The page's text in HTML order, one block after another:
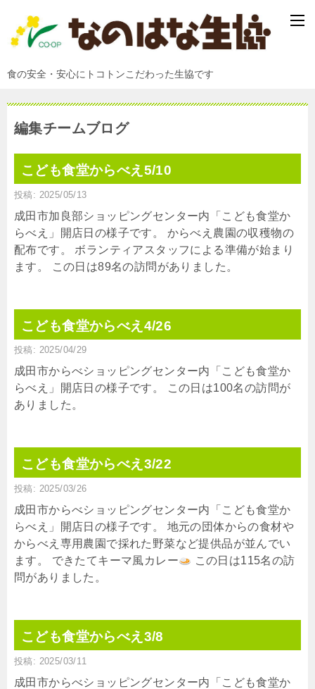
食の安全・安心にトコトンこだわった生協です
編集チームブログ
こども食堂からべえ5/10
投稿: 2025/05/13
成田市加良部ショッピングセンター内「こども食堂か
らべえ」開店日の様子です。 からべえ農園の収穫物の
配布です。 ボランティアスタッフによる準備が始まり
ます。 この日は89名の訪問がありました。
こども食堂からべえ4/26
投稿: 2025/04/29
成田市からべショッピングセンター内「こども食堂か
らべえ」開店日の様子です。 この日は100名の訪問が
ありました。
こども食堂からべえ3/22
投稿: 2025/03/26
成田市からべショッピングセンター内「こども食堂か
らべえ」開店日の様子です。 地元の団体からの食材や
からべえ専用農園で採れた野菜など提供品が並んでい
ます。 できたてキーマ風カレー
この日は115名の訪
問がありました。
こども食堂からべえ3/8
投稿: 2025/03/11
成田市からべショッピングセンター内「こども食堂か